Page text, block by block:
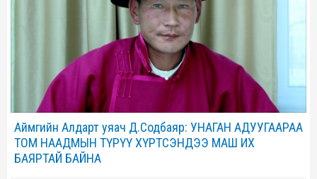
Аймгийн Алдарт уяач Д.Содбаяр: УНАГАН АДУУГААРАА
ТОМ НААДМЫН ТҮРҮҮ ХҮРТСЭНДЭЭ МАШ ИХ
БАЯРТАЙ БАЙНА